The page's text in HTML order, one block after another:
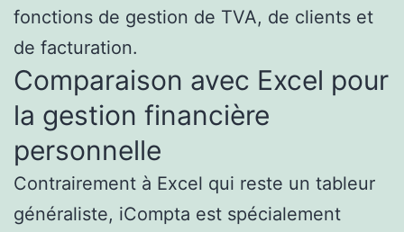
fonctions de gestion de TVA, de clients et
de facturation.
Comparaison avec Excel pour
la gestion financière
personnelle
Contrairement à Excel qui reste un tableur
généraliste, iCompta est spécialement